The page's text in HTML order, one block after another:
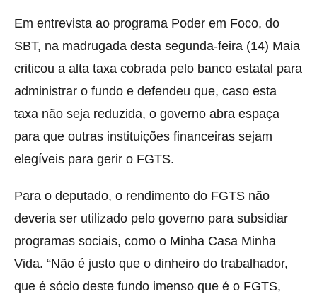
Em entrevista ao programa Poder em Foco, do
SBT, na madrugada desta segunda-feira (14) Maia
criticou a alta taxa cobrada pelo banco estatal para
administrar o fundo e defendeu que, caso esta
taxa não seja reduzida, o governo abra espaça
para que outras instituições financeiras sejam
elegíveis para gerir o FGTS.
Para o deputado, o rendimento do FGTS não
deveria ser utilizado pelo governo para subsidiar
programas sociais, como o Minha Casa Minha
Vida. “Não é justo que o dinheiro do trabalhador,
que é sócio deste fundo imenso que é o FGTS,